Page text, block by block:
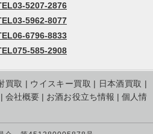
5207-2876
5962-8077
6796-8833
585-2908
買取 | ウイスキー買取 | 日本酒買取 |
| 会社概要 | お酒お役立ち情報 | 個人情